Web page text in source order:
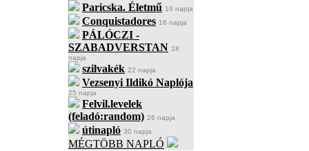
Paricska. Életmű 16 napja
Conquistadores 16 napja
PÁLÓCZI -
SZABADVERSTAN 18
napja
szilvakék 22 napja
Vezsenyi Ildikó Naplója
25 napja
Felvil.levelek
(feladó:random) 26 napja
útinapló 30 napja
MÉGTÖBB NAPLÓ